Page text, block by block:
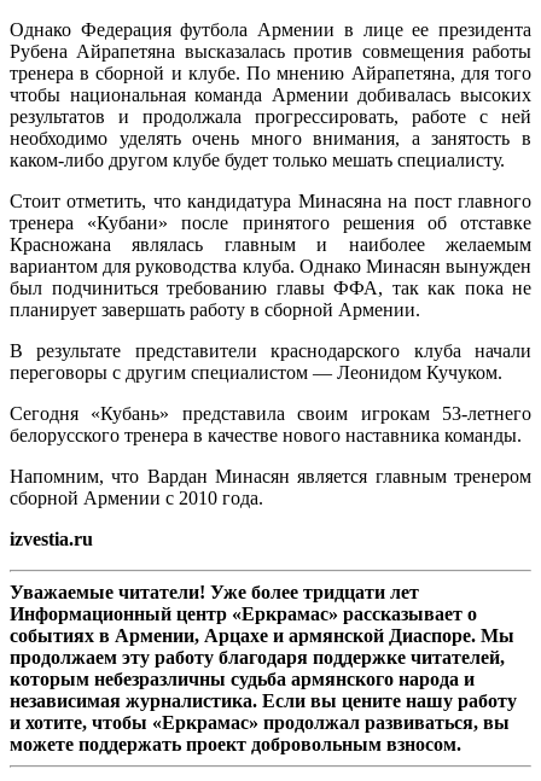
Однако Федерация футбола Армении в лице ее президента
Рубена Айрапетяна высказалась против совмещения работы
тренера в сборной и клубе. По мнению Айрапетяна, для того
чтобы национальная команда Армении добивалась высоких
результатов и продолжала прогрессировать, работе с ней
необходимо уделять очень много внимания, а занятость в
каком-либо другом клубе будет только мешать специалисту.
Стоит отметить, что кандидатура Минасяна на пост главного
тренера «Кубани» после принятого решения об отставке
Красножана являлась главным и наиболее желаемым
вариантом для руководства клуба. Однако Минасян вынужден
был подчиниться требованию главы ФФА, так как пока не
планирует завершать работу в сборной Армении.
В результате представители краснодарского клуба начали
переговоры с другим специалистом — Леонидом Кучуком.
Сегодня «Кубань» представила своим игрокам 53-летнего
белорусского тренера в качестве нового наставника команды.
Напомним, что Вардан Минасян является главным тренером
сборной Армении с 2010 года.
izvestia.ru
Уважаемые читатели! Уже более тридцати лет
Информационный центр «Еркрамас» рассказывает о
событиях в Армении, Арцахе и армянской Диаспоре. Мы
продолжаем эту работу благодаря поддержке читателей,
которым небезразличны судьба армянского народа и
независимая журналистика. Если вы цените нашу работу
и хотите, чтобы «Еркрамас» продолжал развиваться, вы
можете поддержать проект добровольным взносом.